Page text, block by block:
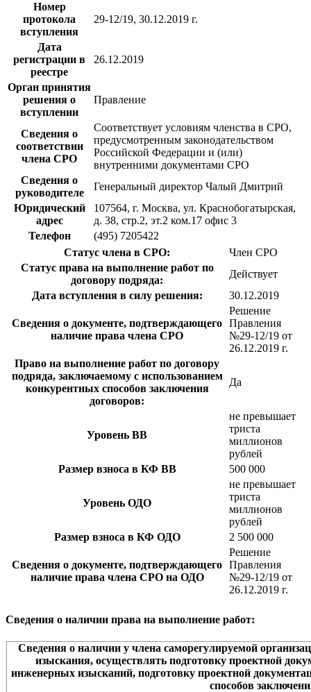
Номер
протокола
вступления
29-12/19, 30.12.2019 г.
Дата
регистрации в
реестре
26.12.2019
Орган принятия
решения о
вступлении
Правление
Сведения о
соответствии
члена СРО
Соответствует условиям членства в СРО,
предусмотренным законодательством
Российской Федерации и (или)
внутренними документами СРО
Сведения о
руководителе
Генеральный директор Чалый Дмитрий
Юридический
адрес
107564, г. Москва, ул. Краснобогатырская,
д. 38, стр.2, эт.2 ком.17 офис 3
Телефон
(495) 7205422
Статус члена в СРО:
Член СРО
Статус права на выполнение работ по
договору подряда:
Действует
Дата вступления в силу решения:
30.12.2019
Сведения о документе, подтверждающего
наличие права члена СРО
Решение
Правления
№29-12/19 от
26.12.2019 г.
Право на выполнение работ по договору
подряда, заключаемому с использованием
конкурентных способов заключения
договоров:
Да
Уровень ВВ
не превышает
триста
миллионов
рублей
Размер взноса в КФ ВВ
500 000
Уровень ОДО
не превышает
триста
миллионов
рублей
Размер взноса в КФ ОДО
2 500 000
Сведения о документе, подтверждающего
наличие права члена СРО на ОДО
Решение
Правления
№29-12/19 от
26.12.2019 г.
Сведения о наличии права на выполнение работ:
Сведения о наличии у члена саморегулируемой
изыскания, осуществлять подготовку проектной
инженерных изысканий, подготовку проектной
способов